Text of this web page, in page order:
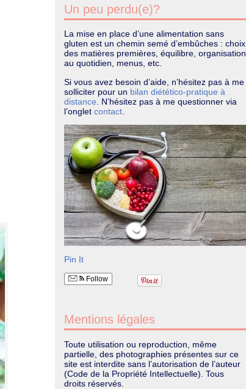
Un peu perdu(e)?
La mise en place d’une alimentation sans
gluten est un chemin semé d’embûches : choix
des matières premières, équilibre, organisation
au quotidien, menus, etc.
Si vous avez besoin d’aide, n’hésitez pas à me
solliciter pour un bilan diétético-pratique à
distance . N’hésitez pas à me questionner via
l’onglet contact
Pin It
Follow
Mentions légales
Toute utilisation ou reproduction, même
partielle, des photographies présentes sur ce
site est interdite sans l’autorisation de l’auteur
(Code de la Propriété Intellectuelle). Tous
droits réservés.